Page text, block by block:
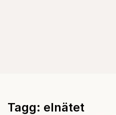
Tagg: elnätet